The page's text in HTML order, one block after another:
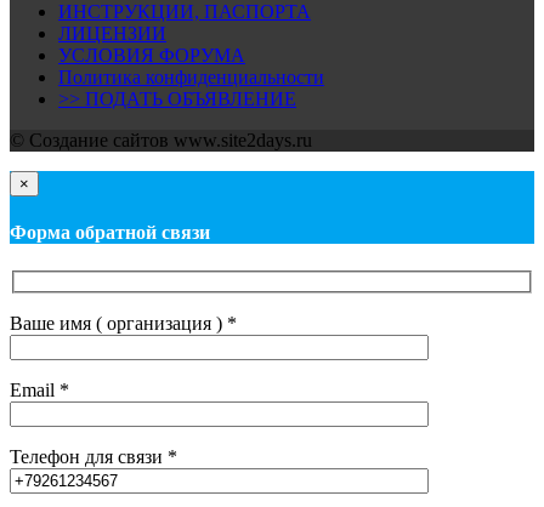
ИНСТРУКЦИИ, ПАСПОРТА
ЛИЦЕНЗИИ
УСЛОВИЯ ФОРУМА
Политика конфиденциальности
>> ПОДАТЬ ОБЪЯВЛЕНИЕ
© Cоздание сайтов www.site2days.ru
×
Форма обратной связи
Ваше имя ( организация ) *
Email *
Телефон для связи *